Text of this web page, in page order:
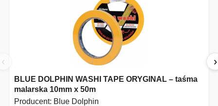
‹
BLUE DOLPHIN WASHI TAPE ORYGINAL – taśma
malarska 10mm x 50m
Producent: Blue Dolphin
›